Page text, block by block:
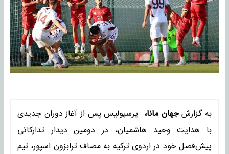
به گزارشجهان مانا، پرسپولیس پس از آغاز دوران جدیدی
با هدایت وحید هاشمیان، در دومین دیدار تدارکاتی
پیش‌فصل خود در اردوی ترکیه به مصاف ترابزون‌ اسپور، تیم